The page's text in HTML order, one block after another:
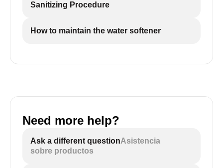
Sanitizing Procedure
How to maintain the water softener
Need more help?
Ask a different questionAsistencia
sobre productos